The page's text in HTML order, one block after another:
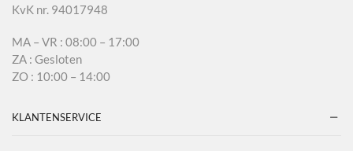
KvK nr. 94017948
MA – VR : 08:00 – 17:00
ZA : Gesloten
ZO : 10:00 – 14:00
KLANTENSERVICE